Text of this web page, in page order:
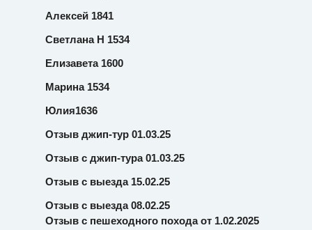
Алексей 1841
Светлана Н 1534
Елизавета 1600
Марина 1534
Юлия1636
Отзыв джип-тур 01.03.25
Отзыв с джип-тура 01.03.25
Отзыв с выезда 15.02.25
Отзыв с выезда 08.02.25
Отзыв с пешеходного похода от 1.02.2025